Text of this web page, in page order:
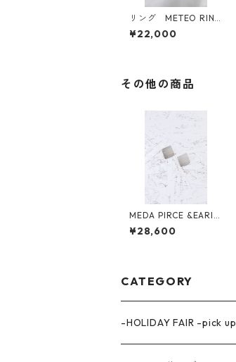
リング METEO RIN
G/メテオリング
¥22,000
その他の商品
MEDA PIRCE &EARIN
G SLV メダピアス&イ
ヤリング
¥28,600
CATEGORY
-HOLIDAY FAIR -pick up